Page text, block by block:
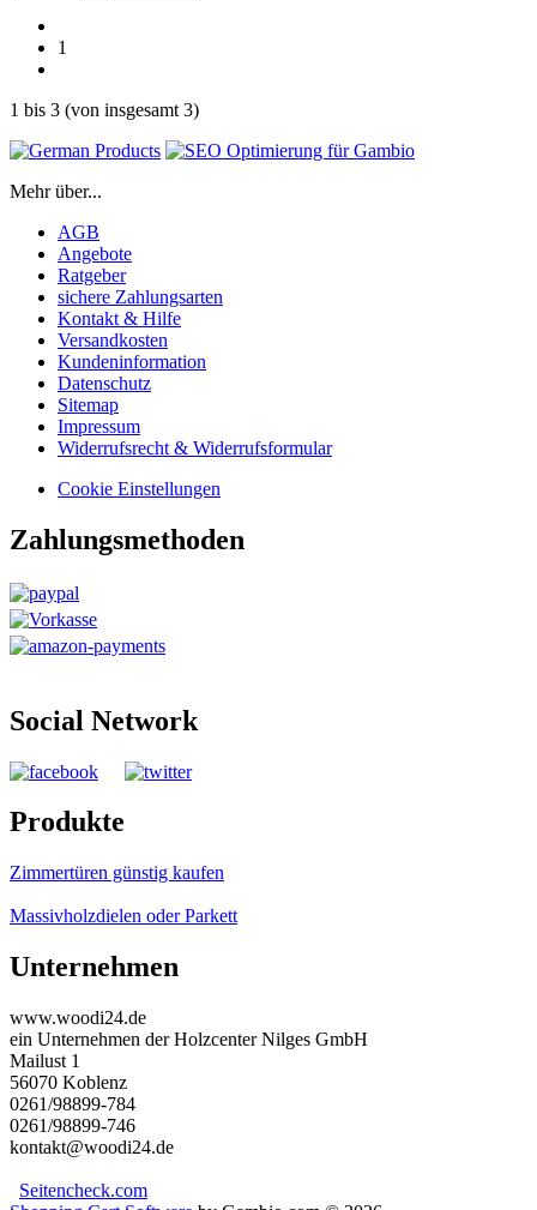
1
1 bis 3 (von insgesamt 3)
Mehr über...
AGB
Angebote
Ratgeber
sichere Zahlungsarten
Kontakt & Hilfe
Versandkosten
Kundeninformation
Datenschutz
Sitemap
Impressum
Widerrufsrecht & Widerrufsformular
Cookie Einstellungen
Zahlungsmethoden
Social Network
Produkte
Zimmertüren günstig kaufen
Massivholzdielen oder Parkett
Unternehmen
www.woodi24.de
ein Unternehmen der Holzcenter Nilges GmbH
Mailust 1
56070 Koblenz
0261/98899-784
0261/98899-746
kontakt@woodi24.de
Seitencheck.com